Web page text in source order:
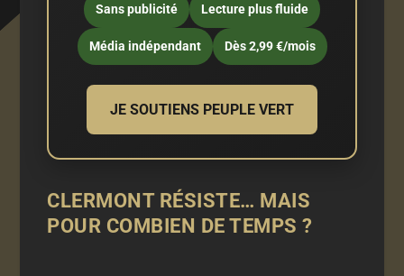
Sans publicité Lecture plus fluide
Média indépendant Dès 2,99 €/mois
JE SOUTIENS PEUPLE VERT
CLERMONT RÉSISTE… MAIS
POUR COMBIEN DE TEMPS ?